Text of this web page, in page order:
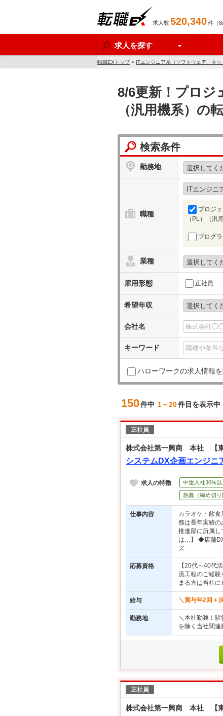
求人数520,340件（
求人を探す
転職EXトップ> ITエンジニア系（ソフトウェア、ネッ
8/6更新！プロジ
（汎用機系）の
検索条件
勤務地
職種
プロジ
（PL）（汎
プログ
業種
雇用形態 正社員
希望年収
会社名
キーワード
ハローワークの求人情報
150件中 1～20件目を表示中
正社員
株式会社第一興商 本社 【東
システムDX企画エンジニ
求人の特徴 中途入社30%以
急募（締め切り
仕事内容
カラオケ・飲
務は長年実績
推進部に所属
は…】 ◆店舗DX
ズ...
応募資格
【20代～40代
流工程のご経
まる方は当社
給与 ＼賞与年2回＋
勤務地
＼本社勤務！
を除く当社関連
正社員
株式会社第一興商 本社 【東